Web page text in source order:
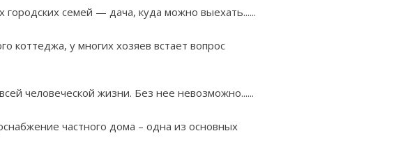
семей — дача, куда можно выехать......
коттеджа, у многих хозяев встает вопрос
человеческой жизни. Без нее невозможно......
частного дома – одна из основных